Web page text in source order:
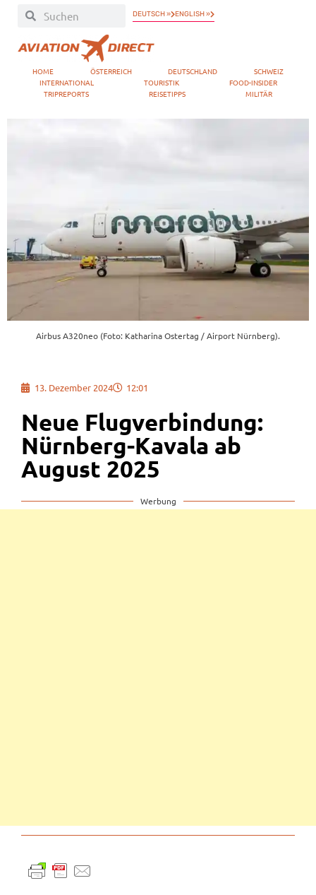
DEUTSCH » ENGLISH »
HOME ÖSTERREICH DEUTSCHLAND
SCHWEIZ
INTERNATIONAL
TOURISTIK
FOOD-INSIDER
TRIPREPORTS
REISETIPPS MILITÄR
Airbus A320neo (Foto: Katharina Ostertag / Airport Nürnberg).
13. Dezember 2024 12:01
Neue Flugverbindung:
Nürnberg-Kavala ab
August 2025
Werbung